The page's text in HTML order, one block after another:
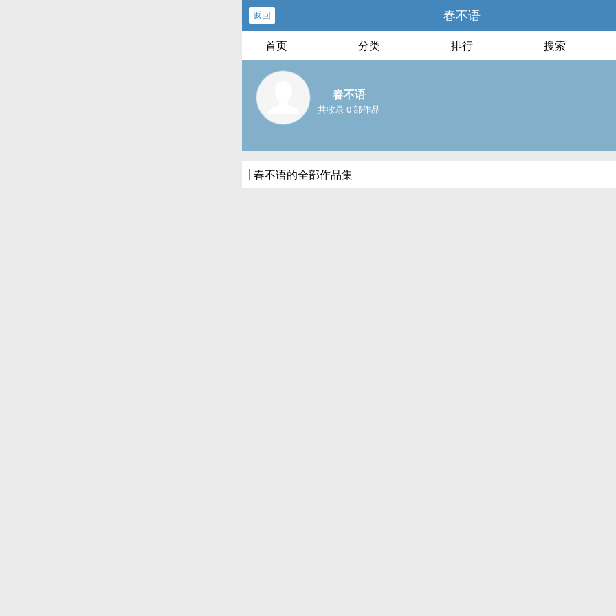
返回 春不语
首页 分类 排行 搜索
春不语
共收录 0 部作品
春不语的全部作品集